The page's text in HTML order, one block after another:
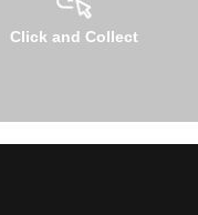
Click and Collect